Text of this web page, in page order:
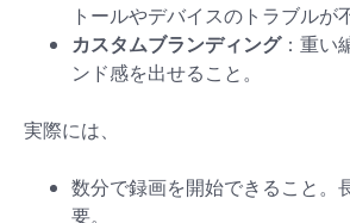
トールやデバイスのトラブルが
カスタムブランディング：重い
ンド感を出せること。
実際には、
数分で録画を開始できること。
要。